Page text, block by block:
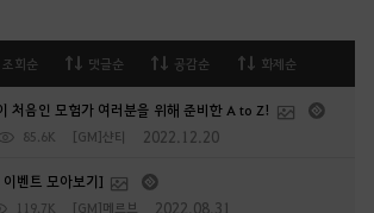
조회순 댓글순 공감순 화제순
처음인 모험가 여러분을 위해 준비한 A to Z!
85.6K [GM]샨티 2022.12.20
벤트 모아보기]
119.7K [GM]메르브 2022.08.31